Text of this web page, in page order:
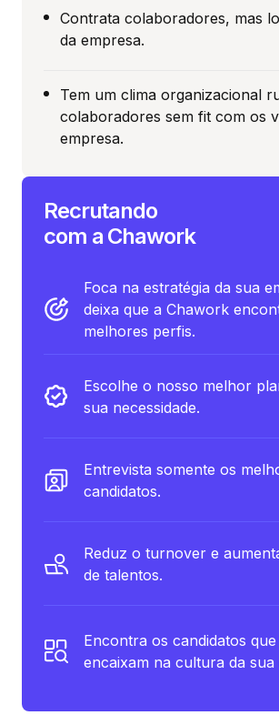
Contrata colaboradores, mas
da empresa.
Tem um clima organizacional
colaboradores sem fit com os
empresa.
Recrutando
com a Chawork
Foca na estratégia da sua
deixa que a Chawork
melhores perfis.
Escolhe o nosso melhor
sua necessidade.
Entrevista somente os
candidatos.
Reduz o turnover e
de talentos.
Encontra os candidatos que
encaixam na cultura da sua